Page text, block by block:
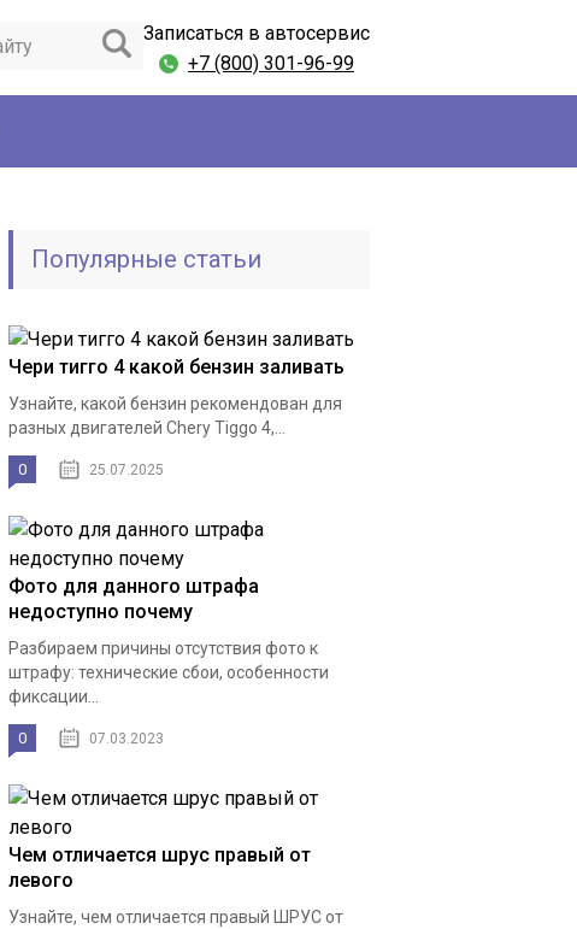
Записаться в автосервис
+7 (800) 301-96-99
Популярные статьи
Чери тигго 4 какой бензин заливать
Узнайте, какой бензин рекомендован для
разных двигателей Chery Tiggo 4,...
0 25.07.2025
Фото для данного штрафа
недоступно почему
Разбираем причины отсутствия фото к
штрафу: технические сбои, особенности
фиксации...
0 07.03.2023
Чем отличается шрус правый от
левого
Узнайте, чем отличается правый ШРУС от